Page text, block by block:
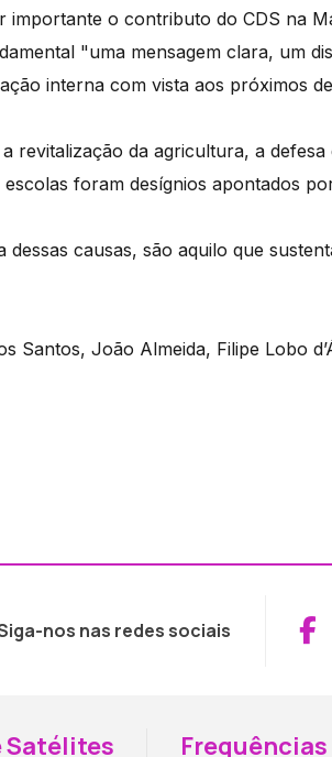
importante o contributo do CDS na
"uma mensagem clara, um
interna com vista aos próximos
revitalização da agricultura, a
foram desígnios apontados
causas, são aquilo que
Santos, João Almeida, Filipe Lobo
nos nas redes sociais
Satélites Frequências